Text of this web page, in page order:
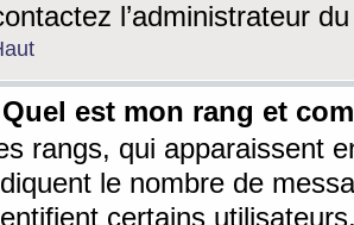
l’administrateur
est mon rang et
rangs, qui apparaissent
le nombre de
certains